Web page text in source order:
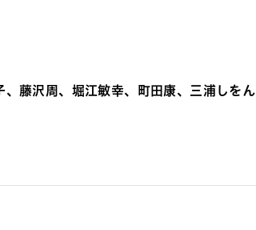
藤沢周、堀江敏幸、町田康、三浦しをん